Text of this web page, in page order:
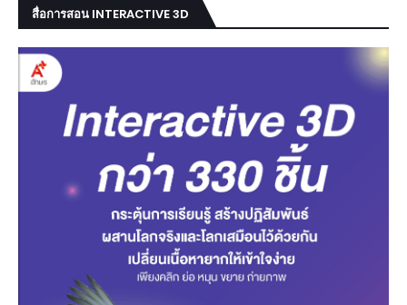
สื่อการสอน INTERACTIVE 3D